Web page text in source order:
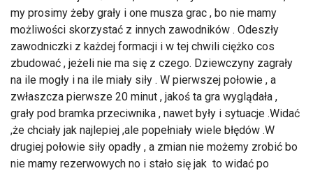
my prosimy żeby grały i one musza grac , bo nie mamy
możliwości skorzystać z innych zawodników . Odeszły
zawodniczki z każdej formacji i w tej chwili ciężko cos
zbudować , jeżeli nie ma się z czego. Dziewczyny zagrały
na ile mogły i na ile miały siły . W pierwszej połowie , a
zwłaszcza pierwsze 20 minut , jakoś ta gra wyglądała ,
grały pod bramka przeciwnika , nawet były i sytuacje .Widać
,że chciały jak najlepiej ,ale popełniały wiele błędów .W
drugiej połowie siły opadły , a zmian nie możemy zrobić bo
nie mamy rezerwowych no i stało się jak to widać po